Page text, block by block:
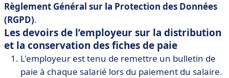
Règlement Général sur la Protection des Données
(RGPD).
Les devoirs de l’employeur sur la distribution
et la conservation des fiches de paie
L'employeur est tenu de remettre un bulletin de
paie à chaque salarié lors du paiement du salaire.